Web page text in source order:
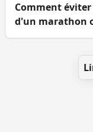
Comment
d'un marathon